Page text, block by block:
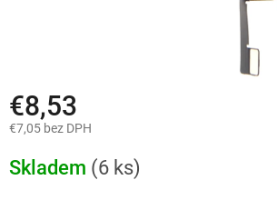
€8,53
€7,05 bez DPH
cena:
Skladem (6 ks)